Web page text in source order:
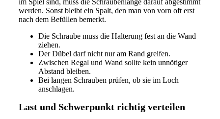
werden. Sonst bleibt ein Spalt, den man von vorn oft erst
nach dem Befüllen bemerkt.
Die Schraube muss die Halterung fest an die Wand
ziehen.
Der Dübel darf nicht nur am Rand greifen.
Zwischen Regal und Wand sollte kein unnötiger
Abstand bleiben.
Bei langen Schrauben prüfen, ob sie im Loch
anschlagen.
Last und Schwerpunkt richtig verteilen